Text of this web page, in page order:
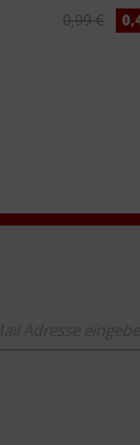
0,99 €